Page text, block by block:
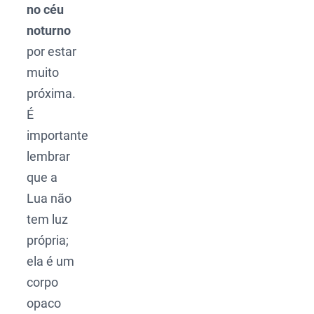
no céu
noturno
por estar
muito
próxima.
É
importante
lembrar
que a
Lua não
tem luz
própria;
ela é um
corpo
opaco